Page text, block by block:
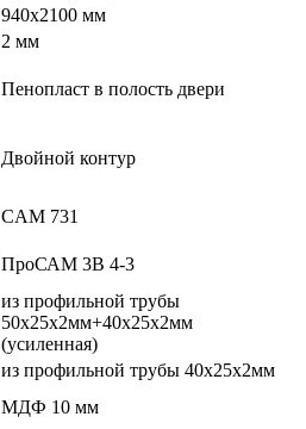
940х2100 мм
2 мм
Пенопласт в полость двери
Двойной контур
CAM 731
ПроСАМ 3В 4-3
из профильной трубы
50х25х2мм+40х25х2мм
(усиленная)
из профильной трубы 40х25х2мм
МДФ 10 мм